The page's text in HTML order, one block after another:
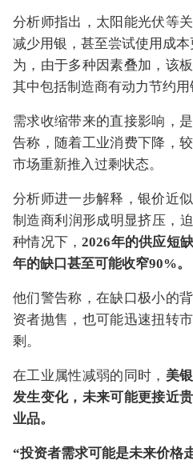
分析师指出，太阳能光伏等
减少用银，甚至尝试使用成
为，由于多种因素叠加，该
其中包括制造商有动力节约用
需求收缩带来的直接影响，
告称，随着工业消费下降，
市场重新推入过剩状态。
分析师进一步解释，银价近
制造商利润形成明显挤压，
种情况下，2026年的供应短
年的缺口甚至可能收窄90%。
他们警告称，在缺口极小的
资者抛售，也可能迅速扭转
剩。
在工业属性减弱的同时， 美
发生变化，未来可能更接近
业品。
“投资者需求可能是未来价格